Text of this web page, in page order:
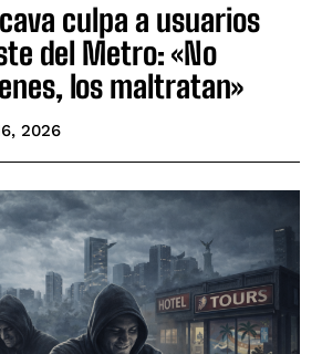
culpa a usuarios
del Metro: «No
los maltratan»
2026